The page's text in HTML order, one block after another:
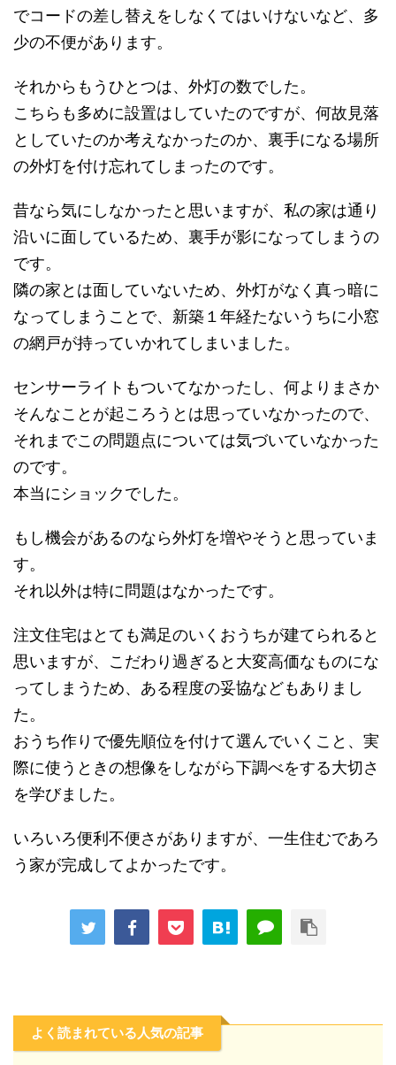
でコードの差し替えをしなくてはいけないなど、多
少の不便があります。
それからもうひとつは、外灯の数でした。
こちらも多めに設置はしていたのですが、何故見落
としていたのか考えなかったのか、裏手になる場所
の外灯を付け忘れてしまったのです。
昔なら気にしなかったと思いますが、私の家は通り
沿いに面しているため、裏手が影になってしまうの
です。
隣の家とは面していないため、外灯がなく真っ暗に
なってしまうことで、新築１年経たないうちに小窓
の網戸が持っていかれてしまいました。
センサーライトもついてなかったし、何よりまさか
そんなことが起ころうとは思っていなかったので、
それまでこの問題点については気づいていなかった
のです。
本当にショックでした。
もし機会があるのなら外灯を増やそうと思っていま
す。
それ以外は特に問題はなかったです。
注文住宅はとても満足のいくおうちが建てられると
思いますが、こだわり過ぎると大変高価なものにな
ってしまうため、ある程度の妥協などもありまし
た。
おうち作りで優先順位を付けて選んでいくこと、実
際に使うときの想像をしながら下調べをする大切さ
を学びました。
いろいろ便利不便さがありますが、一生住むであろ
う家が完成してよかったです。
よく読まれている人気の記事